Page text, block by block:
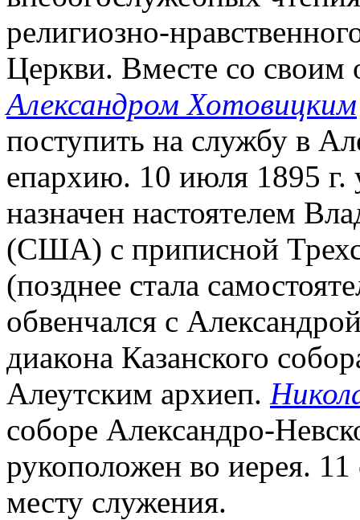
религиозно-
Церкви. Вместе со
Александром Хотовицким
поступить на службу в
епархию. 10 июля 1895 г.
назначен настоятелем
(США) с приписной
(позднее стала
обвенчался с
диакона Казанского
Алеутским архиеп.
соборе Александро-
рукоположен во иерея.
месту служения.